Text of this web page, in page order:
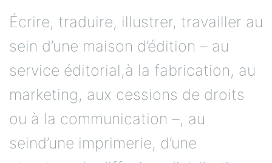
Écrire, traduire, illustrer, travailler au
sein d’une maison d’édition – au
service éditorial,à la fabrication, au
marketing, aux cessions de droits
ou à la communication –, au
seind’une imprimerie, d’une